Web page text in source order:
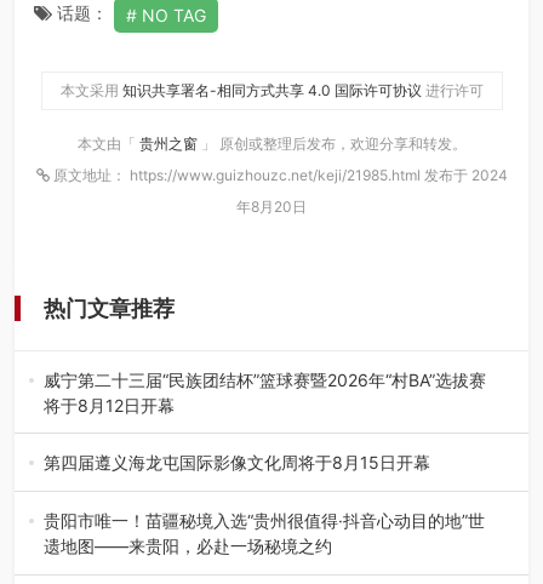
话题： NO TAG
本文采用 知识共享署名-相同方式共享 4.0 国际许可协议 进行许可
本文由「 贵州之窗 」 原创或整理后发布，欢迎分享和转发。
原文地址： https://www.guizhouzc.net/keji/21985.html 发布于 2024
年8月20日
热门文章推荐
威宁第二十三届“民族团结杯”篮球赛暨2026年“村BA”选拔赛
将于8月12日开幕
8月7日，威宁彝族回族苗族自治县第二十三届“民族团结
杯”篮球赛暨2026年“村B…
第四届遵义海龙屯国际影像文化周将于8月15日开幕
8月7日，第四届遵义海龙屯国际影像文化周媒体通气会在世
界文化遗产地海龙屯核心景区…
贵阳市唯一！苗疆秘境入选“贵州很值得·抖音心动目的地”世
遗地图——来贵阳，必赴一场秘境之约
2026年7月21日，2026年“贵州很值得”暨抖音“心动目的